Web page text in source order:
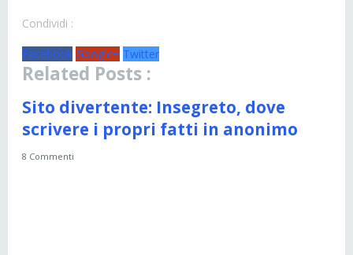
Condividi :
Facebook Google+ Twitter
Related Posts :
Sito divertente: Insegreto, dove
scrivere i propri fatti in anonimo
8 Commenti